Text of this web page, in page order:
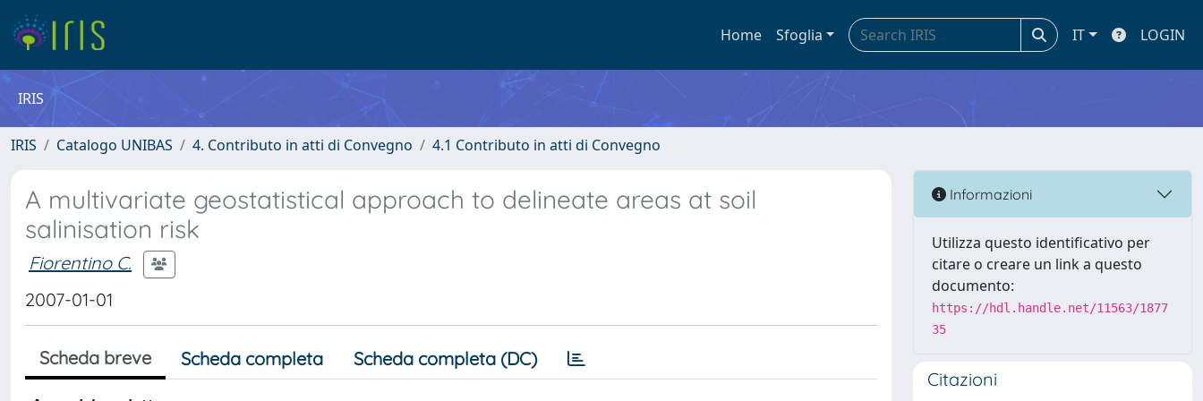
Home Sfoglia IT LOGIN
IRIS
IRIS Catalogo UNIBAS 4. Contributo in atti di Convegno 4.1 Contributo in atti di Convegno
A multivariate geostatistical approach to delineate areas at soil
salinisation risk
Fiorentino C.
2007-01-01
Scheda breve Scheda completa Scheda completa (DC)
Informazioni
Utilizza questo identificativo per
citare o creare un link a questo
documento:
https://hdl.handle.net/11563/1877
35
Citazioni